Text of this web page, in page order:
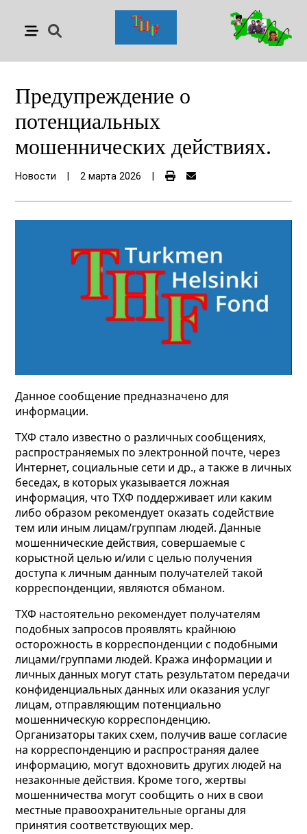
Предупреждение о
потенциальных
мошеннических действиях.
Новости 2 марта 2026
Данное сообщение предназначено для
информации.
ТХФ стало известно о различных сообщениях,
распространяемых по электронной почте, через
Интернет, социальные сети и др., а также в личных
беседах, в которых указывается ложная
информация, что ТХФ поддерживает или каким
либо образом рекомендует оказать содействие
тем или иным лицам/группам людей. Данные
мошеннические действия, совершаемые с
корыстной целью и/или с целью получения
доступа к личным данным получателей такой
корреспонденции, являются обманом.
ТХФ настоятельно рекомендует получателям
подобных запросов проявлять крайнюю
осторожность в корреспонденции с подобными
лицами/группами людей. Кража информации и
личных данных могут стать результатом передачи
конфиденциальных данных или оказания услуг
лицам, отправляющим потенциально
мошенническую корреспонденцию.
Организаторы таких схем, получив ваше согласие
на корреспонденцию и распространяя далее
информацию, могут вдохновить других людей на
незаконные действия. Кроме того, жертвы
мошенничества могут сообщить о них в свои
местные правоохранительные органы для
принятия соответствующих мер.